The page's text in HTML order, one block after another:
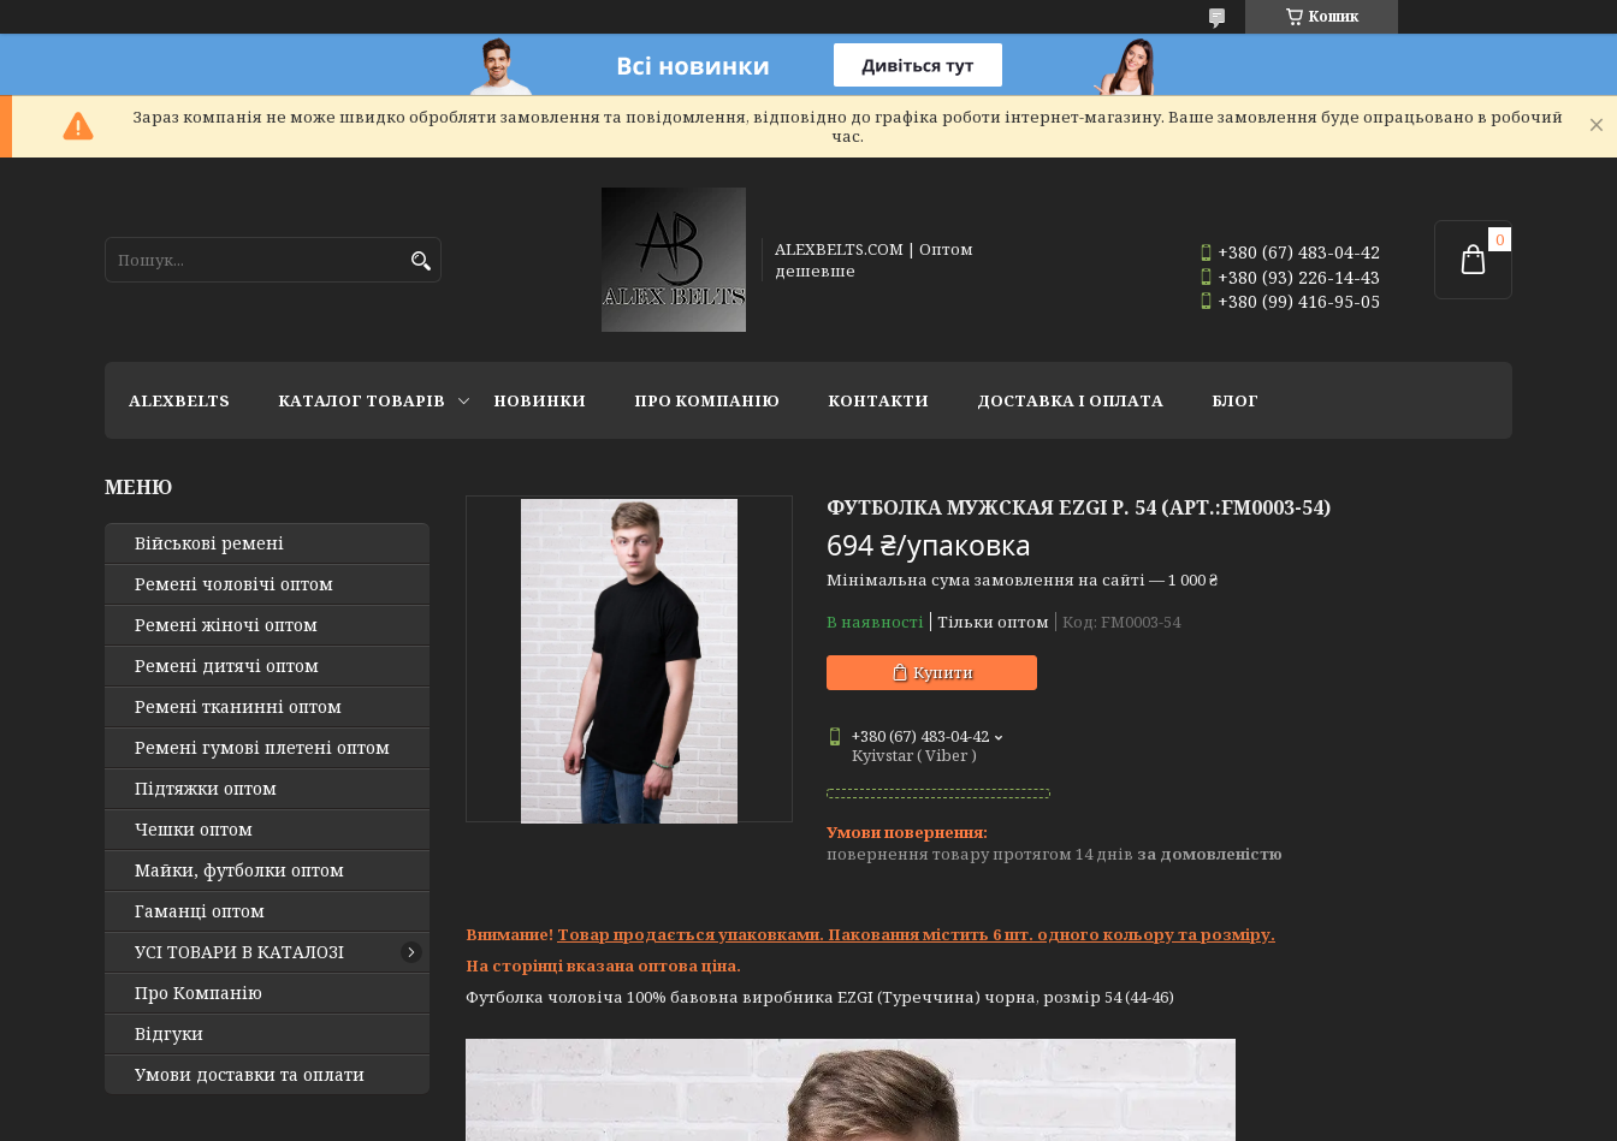
Кошик
Зараз компанія не може швидко обробляти замовлення та повідомлення, відповідно до графіка роботи інтернет-магазину. Ваше замовлення буде опрацьовано в робочий
час.
ALEXBELTS.COM | Оптом
дешевше
+380 (67) 483-04-42
+380 (93) 226-14-43
+380 (99) 416-95-05
ALEXBELTS КАТАЛОГ ТОВАРІВ НОВИНКИ ПРО КОМПАНІЮ КОНТАКТИ ДОСТАВКА І ОПЛАТА БЛОГ
ФУТБОЛКА МУЖСКАЯ EZGI Р. 54 (АРТ.:FM0003-54)
694 ₴/упаковка
Мінімальна сума замовлення на сайті — 1 000 ₴
В наявності
Тільки оптом Код: FM0003-54
Купити
+380 (67) 483-04-42
Kyivstar ( Viber )
повернення товару протягом 14 днів за домовленістю
Внимание! Товар продається упаковками. Паковання містить 6 шт. одного кольору та розміру.
На сторінці вказана оптова ціна.
Футболка чоловіча 100% бавовна виробника EZGI (Туреччина) чорна, розмір 54 (44-46)
Військові ремені
Ремені чоловічі оптом
Ремені жіночі оптом
Ремені дитячі оптом
Ремені тканинні оптом
Ремені гумові плетені оптом
Підтяжки оптом
Чешки оптом
Майки, футболки оптом
Гаманці оптом
УСІ ТОВАРИ В КАТАЛОЗІ
Про Компанію
Відгуки
Умови доставки та оплати